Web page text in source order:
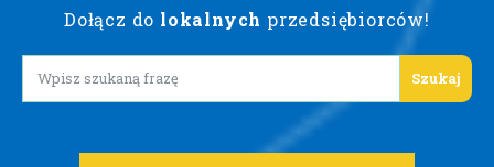
Dołącz do lokalnych przedsiębiorców!
Lorem ipsum